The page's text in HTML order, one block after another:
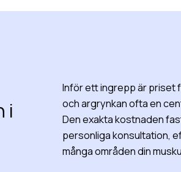
i
Inför ett ingrepp är priset
och argrynkan ofta en
Den exakta kostnaden
personliga konsultation,
många områden din